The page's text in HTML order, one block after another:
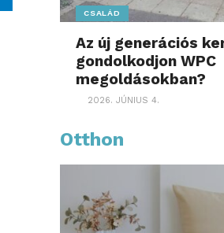
CSALÁD
Az új generációs
gondolkodjon WPC
megoldásokban?
2026. JÚNIUS 4.
Otthon